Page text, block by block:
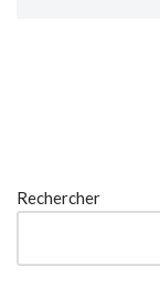
Rechercher